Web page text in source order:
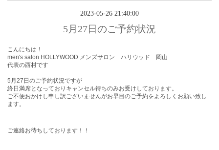
2023-05-26 21:40:00
5月27日のご予約状況
こんにちは！
men's salon HOLLYWOOD メンズサロン ハリウッド 岡山
代表の西村です
5月27 日 のご予約状況ですが
終日満席となっておりキャンセル待ちのみお受けしております。
ご不便おかけし申し訳ございませんがお早目のご予約をよろしくお願い致し
ます。
ご連絡お待ちしております！！